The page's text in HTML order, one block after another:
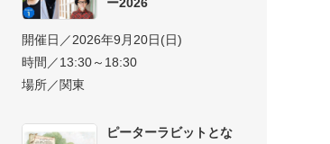
開催日／2026年9月20日(日)
時間／13:30～18:30
場所／関東
ピーターラビットとな